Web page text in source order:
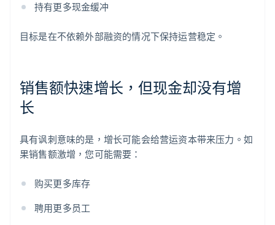
持有更多现金缓冲
目标是在不依赖外部融资的情况下保持运营稳定。
销售额快速增长，但现金却没有增
长
具有讽刺意味的是，增长可能会给营运资本带来压力。如
果销售额激增，您可能需要：
购买更多库存
聘用更多员工